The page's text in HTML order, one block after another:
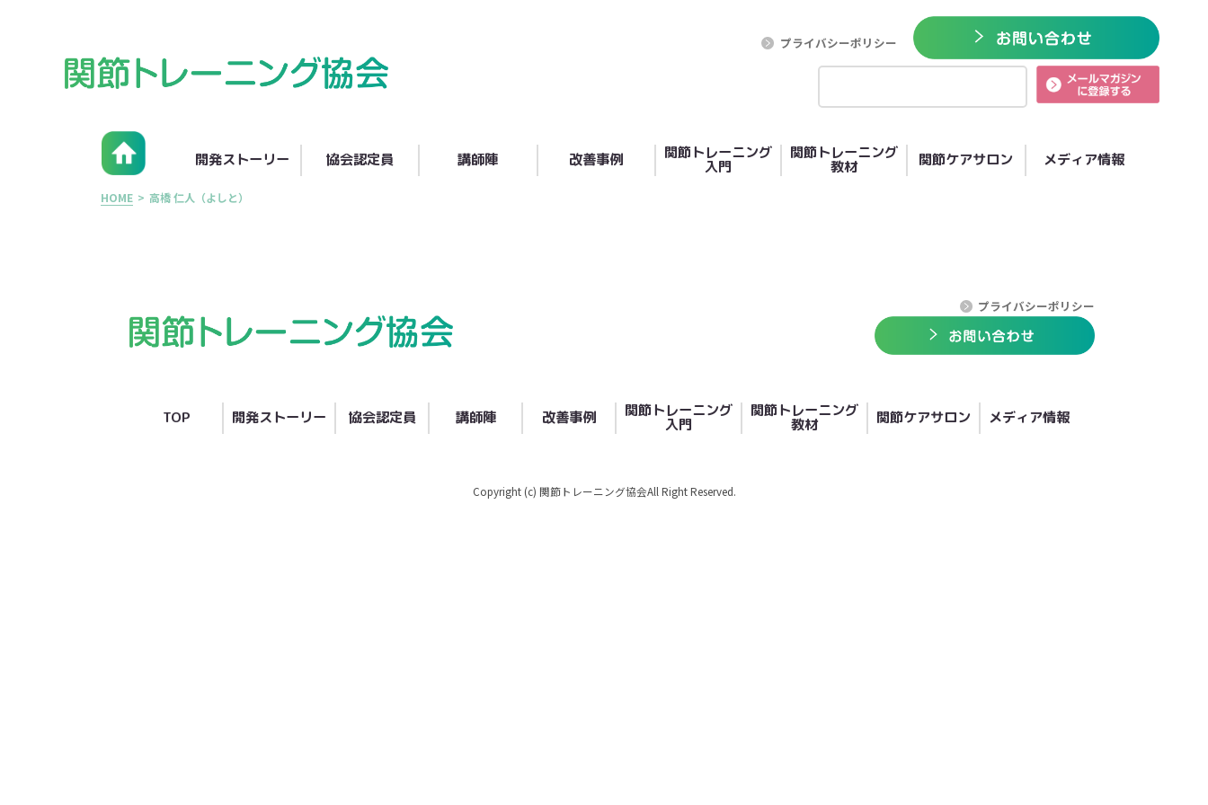
開発ストーリー 協会認定員 講師陣 改善事例 関節トレーニング
入門
関節トレーニング
教材 関節ケアサロン メディア情報
プライバシーポリシー
HOME > 高橋 仁人（よしと）
TOP 開発ストーリー 協会認定員 講師陣 改善事例 関節トレーニング
入門
関節トレーニング
教材 関節ケアサロン メディア情報
プライバシーポリシー
Copyright (c) 関節トレーニング協会All Right Reserved.